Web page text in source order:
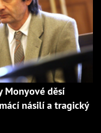
Monyové děsí
násilí a tragický